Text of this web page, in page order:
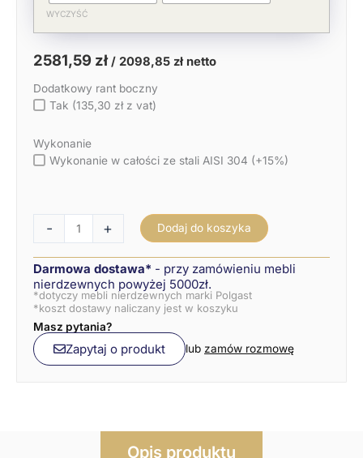
WYCZYŚĆ
2581,59 zł / 2098,85 złnetto
Dodatkowy rant boczny
Tak (135,30 zł z vat)
Wykonanie
Wykonanie w całości ze stali AISI 304 (+15%)
- + Dodaj do koszyka
Darmowa dostawa* - przy zamówieniu mebli
nierdzewnych powyżej 5000zł.
*dotyczy mebli nierdzewnych marki Polgast
*koszt dostawy naliczany jest w koszyku
Masz pytania?
Zapytaj o produkt lub zamów rozmowę
Opis produktu